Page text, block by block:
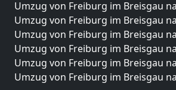
Umzug von Freiburg im Breisgau
Umzug von Freiburg im Breisgau
Umzug von Freiburg im Breisgau
Umzug von Freiburg im Breisgau
Umzug von Freiburg im Breisgau
Umzug von Freiburg im Breisgau